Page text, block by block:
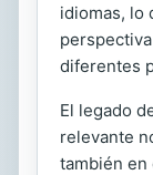
idiomas, lo
diferentes
El legado
relevante
también en